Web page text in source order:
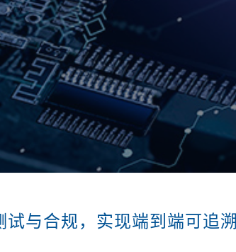
与合规，实现端到端可追溯